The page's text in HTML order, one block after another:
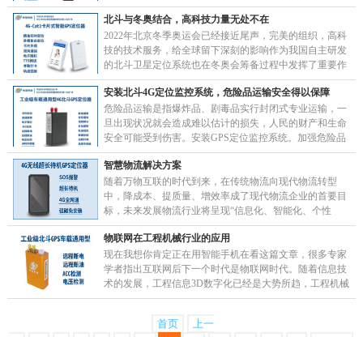
GLONASS，欧盟的GALILEO等，中国的卫星……
北斗与冬奥结合，高科技力量无处不在
2022年北京冬季奥运会已经接近尾声，完美的组织，高科
技的技术服务，给全球留下深刻的影响作为我国自主研发
的北斗卫星定位系统也在冬奥会筹备过程中发挥了重要作
用。从工程建设高速隧道开始道路段安装了北斗隧道……
安装北斗4G定位监控系统，危险品运输安全得以保障
危险品运输是指爆炸品、剧毒品实行封闭式专业运输，一
旦出现状况就会造成难以估计的损失，人民的财产和生命
安全可能受到伤害。安装GPS定位监控系统。加强危险品
运输线路的管理，严格按照规定线路运行，禁止在城
市……
智慧物流解决方案
随着万物互联的时代到来，在传统物流向现代物流转型
中，降成本、提质量、增效率成了现代物流企业的首要目
标，未来发展物流行业将呈现“信息化、智能化、个性
化”三个重要特征，智能物流将成为行业发展的走向。1.
信……
物联网在工程机械行业的应用
现在我想你肯定正在用智能手机在看这篇文章，很多专家
学者指出互联网后下一个时代是物联网时代。随着信息技
术的发展，工程信息3D数字化已经是大势所趋，工程机械
上的 GPS 可以很好的参与到这一系统中，大大提……
首页
上一